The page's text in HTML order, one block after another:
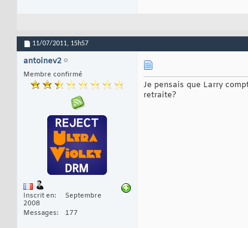
11/07/2011, 15h57
antoinev2
Membre confirmé
Inscrit en
Septembre
2008
Messages
177
Je pensais que Larry
retraite?